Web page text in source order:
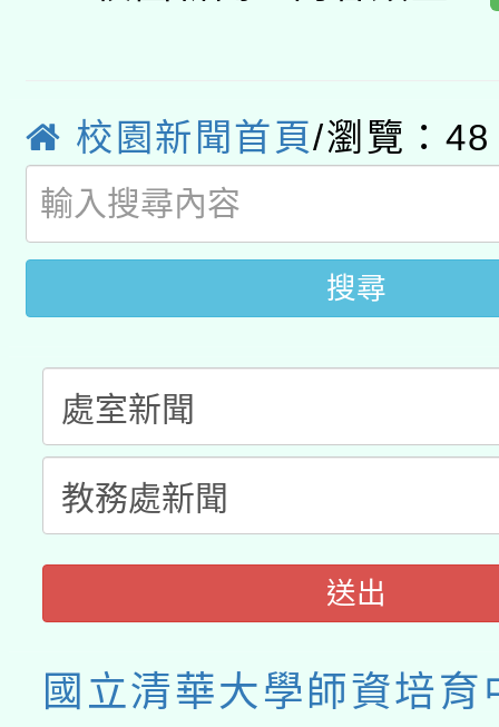
動」
115年8月22日(星期六
開 智慧啟航」
「2026桃園藝術巡演
關事宜
校園新聞首頁/瀏覽：48
搜尋
送出
國立清華大學師資培育